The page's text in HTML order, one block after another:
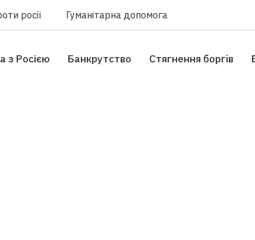
росії Гуманітарна допомога
з Росією Банкрутство Стягнення боргiв